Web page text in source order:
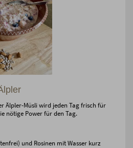
Älpler-Müsli wird jeden Tag frisch für
nötige Power für den Tag.
und Rosinen mit Wasser kurz